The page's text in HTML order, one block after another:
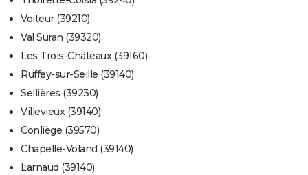
Voiteur (39210)
Val Suran (39320)
Les Trois-Châteaux (39160)
Ruffey-sur-Seille (39140)
Sellières (39230)
Villevieux (39140)
Conliège (39570)
Chapelle-Voland (39140)
Larnaud (39140)